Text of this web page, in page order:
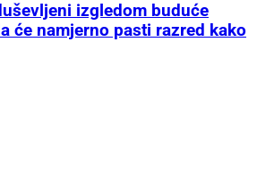
izgledom buduće
će namjerno pasti razred kako